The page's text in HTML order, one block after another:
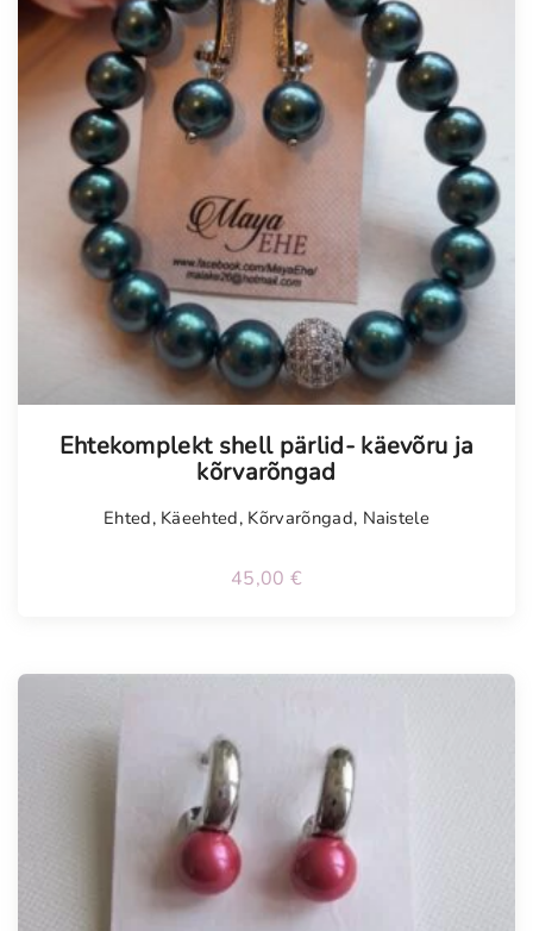
Ehtekomplekt shell pärlid- käevõru ja
kõrvarõngad
Ehted, Käeehted, Kõrvarõngad, Naistele
45,00 €